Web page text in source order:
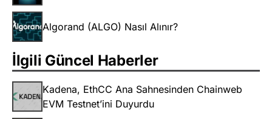
Algorand (ALGO) Nasıl Alınır?
İlgili Güncel Haberler
Kadena, EthCC Ana Sahnesinden Chainweb
EVM Testnet’ini Duyurdu